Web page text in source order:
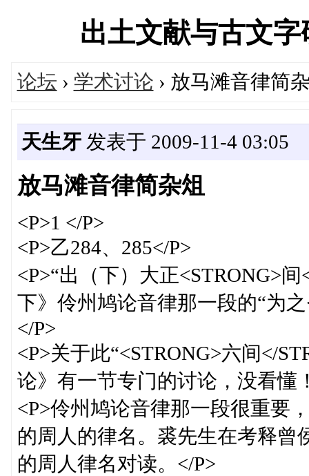
出土文献与古文
论坛 › 学术讨论 › 放马滩音律简
天生牙发表于 2009-11-4 03:05
放马滩音律简杂俎
<P>1 </P>
<P>乙284、285</P>
<P>“出（下）大正<STRONG>
下》伶州鸠论音律那一段的“为
</P>
<P>关于此“<STRONG>六间</
论》有一节专门的讨论，没看懂
<P>伶州鸠论音律那一段很重要
的周人的律名。裘先生在考释曾
的周人律名对读。</P>